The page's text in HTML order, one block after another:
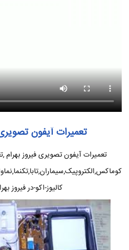
تعمیرات آیفون
تعمیرات آیفون تصویری فیروز
کالیوز-اکو-در فیروز